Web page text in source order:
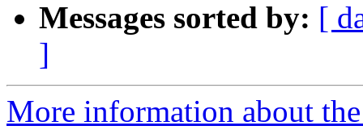
Messages sorted by: [
]
More information about